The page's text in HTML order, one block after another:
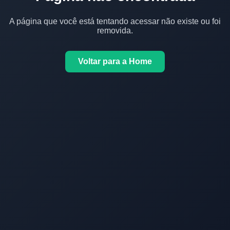
A página que você está tentando acessar não existe ou foi
removida.
Voltar para a Home